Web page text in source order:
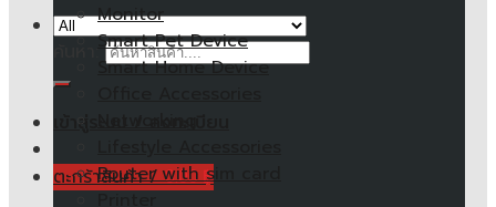
ตะกร้าสินค้า /0.00฿
Monitor
Smart Pet Device
Smart Home Device
Router with sim card